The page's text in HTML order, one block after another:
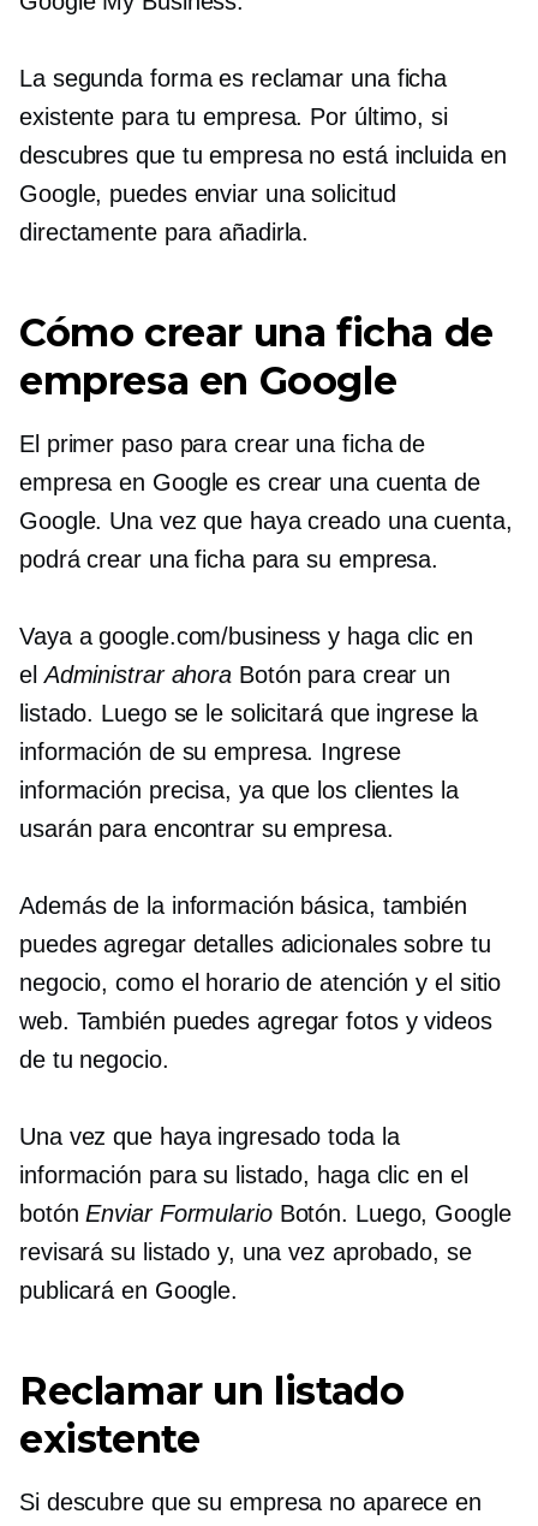
La segunda forma es reclamar una ficha
existente para tu empresa. Por último, si
descubres que tu empresa no está incluida en
Google, puedes enviar una solicitud
directamente para añadirla.
Cómo crear una ficha de
empresa en Google
El primer paso para crear una ficha de
empresa en Google es crear una cuenta de
Google. Una vez que haya creado una cuenta,
podrá crear una ficha para su empresa.
Vaya a google.com/business y haga clic en
elAdministrar ahora Botón para crear un
listado. Luego se le solicitará que ingrese la
información de su empresa. Ingrese
información precisa, ya que los clientes la
usarán para encontrar su empresa.
Además de la información básica, también
puedes agregar detalles adicionales sobre tu
negocio, como el horario de atención y el sitio
web. También puedes agregar fotos y videos
de tu negocio.
Una vez que haya ingresado toda la
información para su listado, haga clic en el
botónEnviar FormularioBotón. Luego, Google
revisará su listado y, una vez aprobado, se
publicará en Google.
Reclamar un listado
existente
Si descubre que su empresa no aparece en